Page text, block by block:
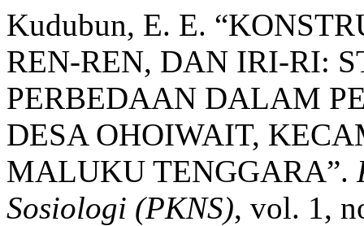
Kudubun, E. E.
REN-REN, DAN IRI-RI:
PERBEDAAN DALAM
DESA OHOIWAIT,
MALUKU TENGGARA”.
Sosiologi (PKNS), vol. 1,